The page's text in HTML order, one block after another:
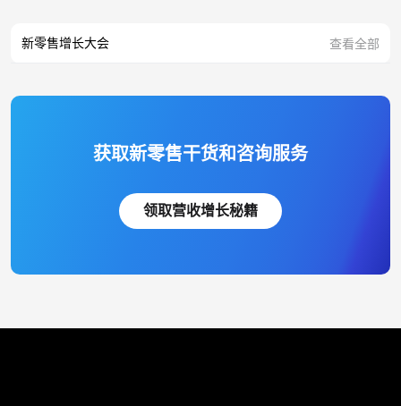
新零售增长大会 查看全部
获取新零售干货和咨询服务
领取营收增长秘籍